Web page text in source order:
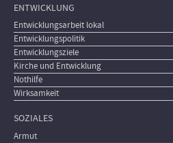
ENTWICKLUNG
Entwicklungsarbeit lokal
Entwicklungspolitik
Entwicklungsziele
Kirche und Entwicklung
Nothilfe
Wirksamkeit
SOZIALES
Armut